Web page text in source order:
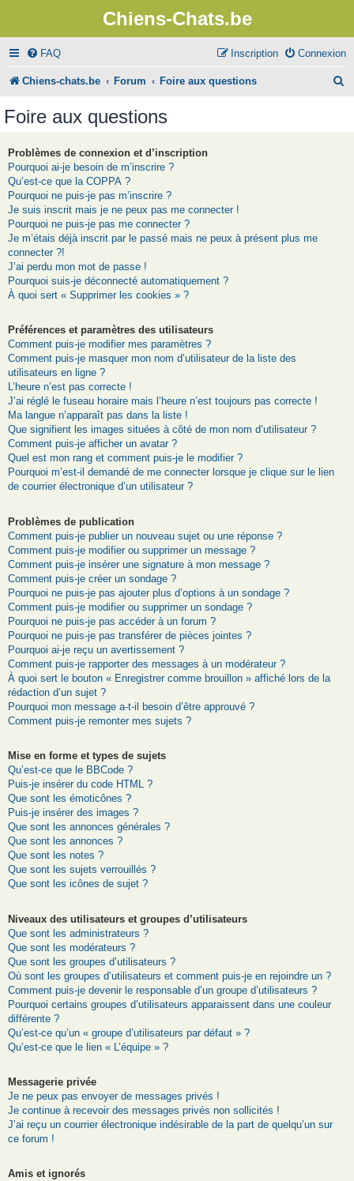
Chiens-Chats.be
FAQ Connexion
Inscription
Chiens-chats.be Forum Foire aux questions
Foire aux questions
Problèmes de connexion et d’inscription
Pourquoi ai-je besoin de m’inscrire ?
Qu’est-ce que la COPPA ?
Pourquoi ne puis-je pas m’inscrire ?
Je suis inscrit mais je ne peux pas me connecter !
Pourquoi ne puis-je pas me connecter ?
Je m’étais déjà inscrit par le passé mais ne peux à présent plus me
connecter ?!
J’ai perdu mon mot de passe !
Pourquoi suis-je déconnecté automatiquement ?
À quoi sert « Supprimer les cookies » ?
Préférences et paramètres des utilisateurs
Comment puis-je modifier mes paramètres ?
Comment puis-je masquer mon nom d’utilisateur de la liste des
utilisateurs en ligne ?
L’heure n’est pas correcte !
J’ai réglé le fuseau horaire mais l’heure n’est toujours pas correcte !
Ma langue n’apparaît pas dans la liste !
Que signifient les images situées à côté de mon nom d’utilisateur ?
Comment puis-je afficher un avatar ?
Quel est mon rang et comment puis-je le modifier ?
Pourquoi m’est-il demandé de me connecter lorsque je clique sur le lien
de courrier électronique d’un utilisateur ?
Problèmes de publication
Comment puis-je publier un nouveau sujet ou une réponse ?
Comment puis-je modifier ou supprimer un message ?
Comment puis-je insérer une signature à mon message ?
Comment puis-je créer un sondage ?
Pourquoi ne puis-je pas ajouter plus d’options à un sondage ?
Comment puis-je modifier ou supprimer un sondage ?
Pourquoi ne puis-je pas accéder à un forum ?
Pourquoi ne puis-je pas transférer de pièces jointes ?
Pourquoi ai-je reçu un avertissement ?
Comment puis-je rapporter des messages à un modérateur ?
À quoi sert le bouton « Enregistrer comme brouillon » affiché lors de la
rédaction d’un sujet ?
Pourquoi mon message a-t-il besoin d’être approuvé ?
Comment puis-je remonter mes sujets ?
Mise en forme et types de sujets
Qu’est-ce que le BBCode ?
Puis-je insérer du code HTML ?
Que sont les émoticônes ?
Puis-je insérer des images ?
Que sont les annonces générales ?
Que sont les annonces ?
Que sont les notes ?
Que sont les sujets verrouillés ?
Que sont les icônes de sujet ?
Niveaux des utilisateurs et groupes d’utilisateurs
Que sont les administrateurs ?
Que sont les modérateurs ?
Que sont les groupes d’utilisateurs ?
Où sont les groupes d’utilisateurs et comment puis-je en rejoindre un ?
Comment puis-je devenir le responsable d’un groupe d’utilisateurs ?
Pourquoi certains groupes d’utilisateurs apparaissent dans une couleur
différente ?
Qu’est-ce qu’un « groupe d’utilisateurs par défaut » ?
Qu’est-ce que le lien « L’équipe » ?
Messagerie privée
Je ne peux pas envoyer de messages privés !
Je continue à recevoir des messages privés non sollicités !
J’ai reçu un courrier électronique indésirable de la part de quelqu’un sur
ce forum !
Amis et ignorés